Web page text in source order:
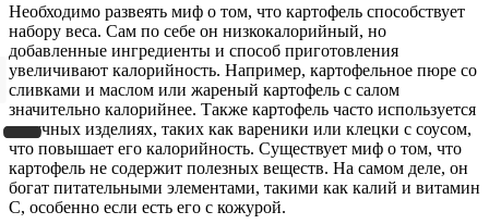
Необходимо развеять миф о том, что картофель способствует
набору веса. Сам по себе он низкокалорийный, но
добавленные ингредиенты и способ приготовления
увеличивают калорийность. Например, картофельное пюре со
сливками и маслом или жареный картофель с салом
значительно калорийнее. Также картофель часто используется
в мучных изделиях, таких как вареники или клецки с соусом,
что повышает его калорийность. Существует миф о том, что
картофель не содержит полезных веществ. На самом деле, он
богат питательными элементами, такими как калий и витамин
С, особенно если есть его с кожурой.